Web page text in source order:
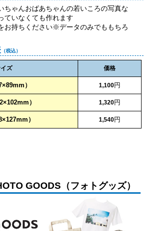
ちゃんおばあちゃんの若いころの写真な
ていなくても作れます
お持ちください※データのみでももちろ
（税込）
ズ 価格
） 1,100円
） 1,320円
） 1,540円
GOODS（フォトグッズ）